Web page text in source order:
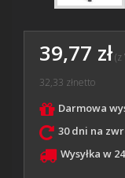
39,77 zł(z
32,33 złnetto
Darmowa
30 dni na
Wysyłka w